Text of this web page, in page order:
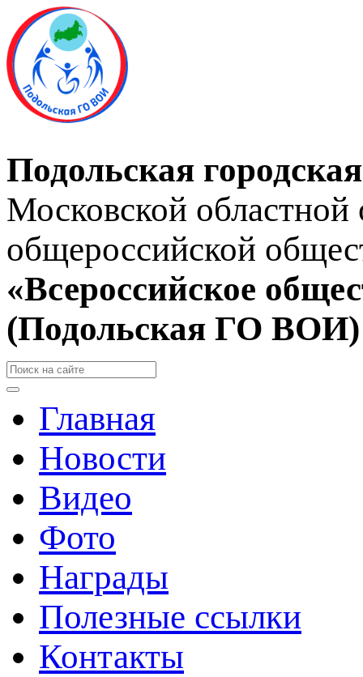
Подольская
Московской областной
общероссийской
«Всероссийское
(Подольская ГО ВОИ)
Главная
Новости
Видео
Фото
Награды
Полезные ссылки
Контакты